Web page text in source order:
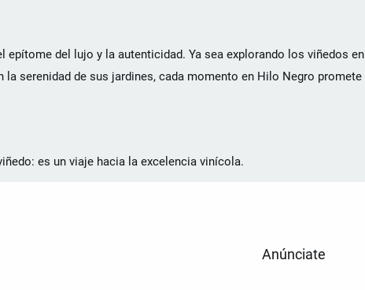
del lujo y la autenticidad. Ya sea explorando los viñedos en
serenidad de sus jardines, cada momento en Hilo Negro promete
es un viaje hacia la excelencia vinícola.
Anúnciate